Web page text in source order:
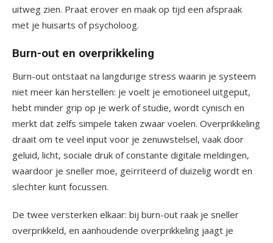
uitweg zien. Praat erover en maak op tijd een afspraak
met je huisarts of psycholoog.
Burn-out en overprikkeling
Burn-out ontstaat na langdurige stress waarin je systeem
niet meer kan herstellen: je voelt je emotioneel uitgeput,
hebt minder grip op je werk of studie, wordt cynisch en
merkt dat zelfs simpele taken zwaar voelen. Overprikkeling
draait om te veel input voor je zenuwstelsel, vaak door
geluid, licht, sociale druk of constante digitale meldingen,
waardoor je sneller moe, geïrriteerd of duizelig wordt en
slechter kunt focussen.
De twee versterken elkaar: bij burn-out raak je sneller
overprikkeld, en aanhoudende overprikkeling jaagt je